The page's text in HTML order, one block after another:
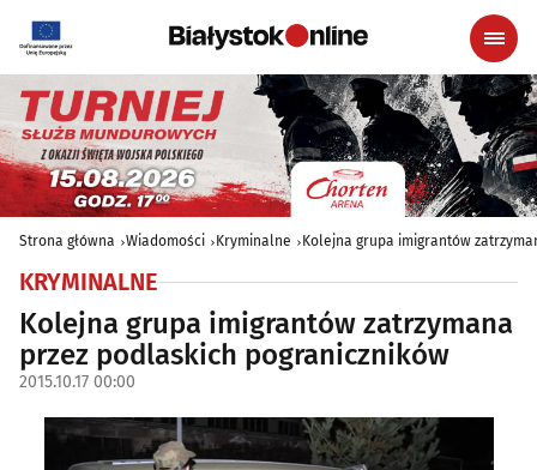
Strona główna Wiadomości Kryminalne Kolejna grupa imigrantów
KRYMINALNE
Kolejna grupa imigrantów zatrzymana
przez podlaskich pograniczników
2015.10.17 00:00